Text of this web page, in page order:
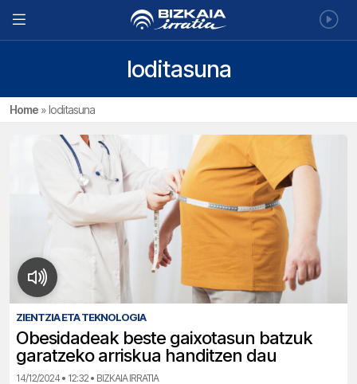
loditasuna
Home »loditasuna
ZIENTZIA ETA TEKNOLOGIA
Obesidadeak beste gaixotasun batzuk
garatzeko arriskua handitzen dau
14/12/2024 • 12:32 • BIZKAIA IRRATIA